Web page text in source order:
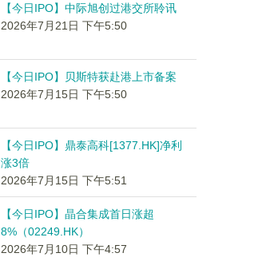
【今日IPO】中际旭创过港交所聆讯
2026年7月21日 下午5:50
【今日IPO】贝斯特获赴港上市备案
2026年7月15日 下午5:50
【今日IPO】鼎泰高科[1377.HK]净利
涨3倍
2026年7月15日 下午5:51
【今日IPO】晶合集成首日涨超
8%（02249.HK）
2026年7月10日 下午4:57